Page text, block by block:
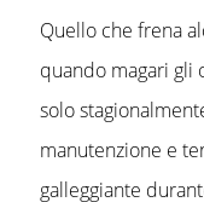
Quello che frena
quando magari gli
solo
manutenzione e
galleggiante